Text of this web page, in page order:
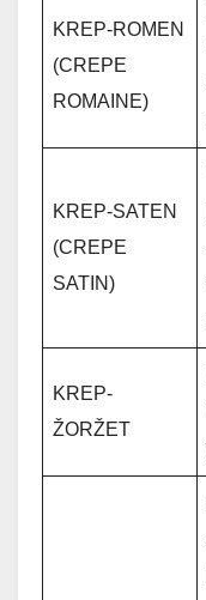
KREP-ROMEN
(CREPE
ROMAINE)
KREP-SATEN
(CREPE
SATIN)
KREP-
ŽORŽET